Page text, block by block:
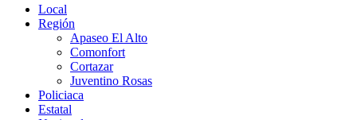
Menú
principal
Local
Región
Apaseo El Alto
Comonfort
Cortazar
Juventino Rosas
Policiaca
Estatal